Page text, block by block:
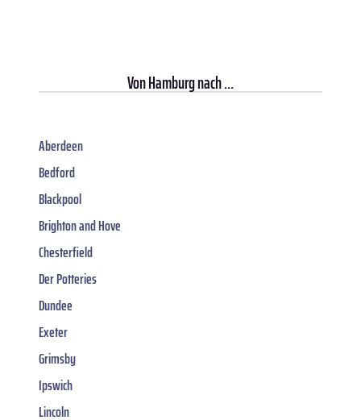
VonHamburgnach ...
Aberdeen
Bedford
Blackpool
Brighton and Hove
Chesterfield
Der Potteries
Dundee
Exeter
Grimsby
Ipswich
Lincoln